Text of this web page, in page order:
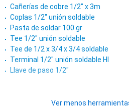
Cañerías de cobre 1/2" x 3m
Coplas 1/2" unión soldable
Pasta de soldar 100 gr
Tee 1/2" unión soldable
Tee de 1/2 x 3/4 x 3/4 soldable
Terminal 1/2" unión soldable HI
Llave de paso 1/2"
Ver menos